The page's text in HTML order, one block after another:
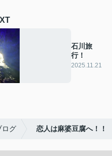
石川旅
行！
2025.11.21
ログ 恋人は麻婆豆腐へ！！